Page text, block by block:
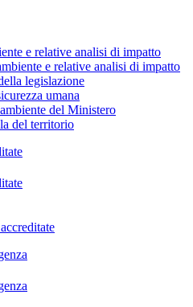
e relative analisi di impatto
e relative analisi di impatto
legislazione
umana
del Ministero
del territorio